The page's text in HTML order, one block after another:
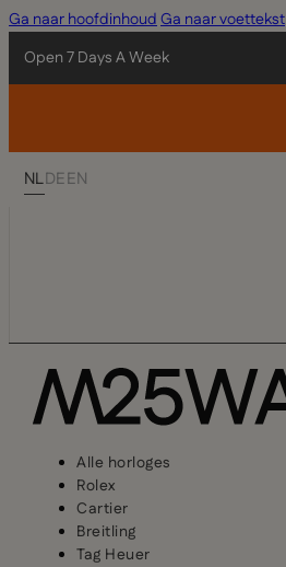
Ga naar hoofdinhoudGa naar voettekst
Open 7 Days A Week
NLDEEN
Alle horloges
Rolex
Cartier
Breitling
Tag Heuer